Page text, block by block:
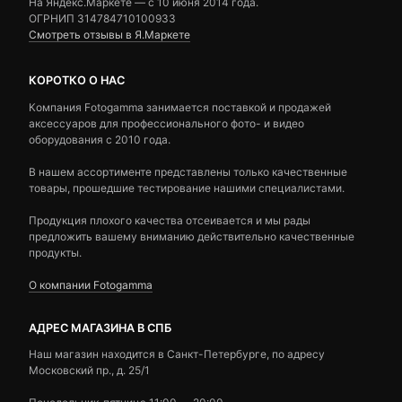
ОГРНИП 314784710100933
Смотреть отзывы в Я.Маркете
КОРОТКО О НАС
Компания Fotogamma занимается поставкой и продажей
аксессуаров для профессионального фото- и видео
оборудования с 2010 года.
В нашем ассортименте представлены только качественные
товары, прошедшие тестирование нашими специалистами.
Продукция плохого качества отсеивается и мы рады
предложить вашему вниманию действительно качественные
продукты.
О компании Fotogamma
АДРЕС МАГАЗИНА В СПБ
Наш магазин находится в Санкт-Петербурге, по адресу
Московский пр., д. 25/1